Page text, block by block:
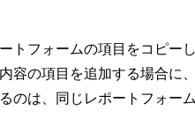
トフォームの項目をコピー
容の項目を追加する場合に
のは、同じレポートフォー